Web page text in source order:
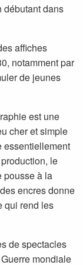
débutant dans
affiches
notamment par
de jeunes
est une
cher et simple
essentiellement
le
pousse à la
encres donne
qui rend les
de spectacles
mondiale